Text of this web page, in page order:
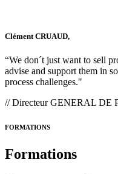
Clément CRUAUD,
“We don´t just want to sell
advise and support them in
process challenges."
// Directeur GENERAL DE
FORMATIONS
Formations